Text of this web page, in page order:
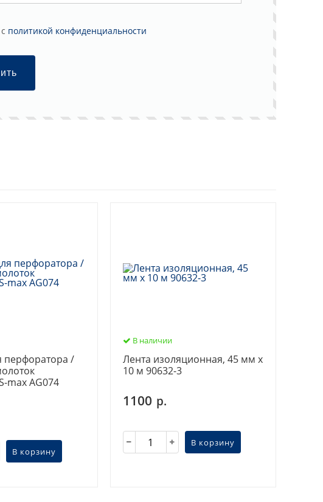
политикой конфиденциальности
перфоратора /
max AG074
В корзину
В наличии
Лента изоляционная, 45 мм х
10 м 90632-3
1100 р.
В корзину